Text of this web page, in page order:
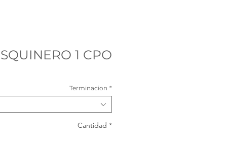
1 CPO
Terminacion *
Cantidad *